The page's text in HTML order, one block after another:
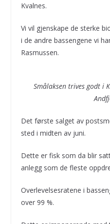
Kvalnes.
Vi vil gjenskape de sterke
i de andre bassengene vi
Rasmussen.
Smålaksen trives godt i
Det første salget av
sted i midten av juni.
Dette er fisk som da blir
anlegg som de fleste
Overlevelsesratene i
over 99 %.